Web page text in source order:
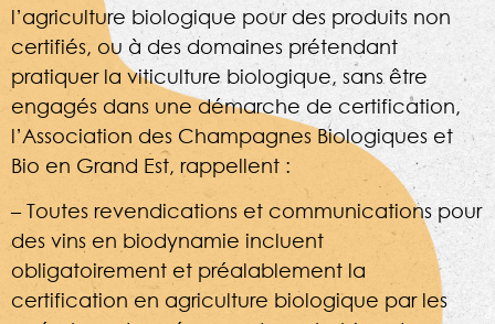
l’agriculture biologique pour des produits non
certifiés, ou à des domaines prétendant
pratiquer la viticulture biologique, sans être
engagés dans une démarche de certification,
l’Association des Champagnes Biologiques et
Bio en Grand Est, rappellent :
– Toutes revendications et communications pour
des vins en biodynamie incluent
obligatoirement et préalablement la
certification en agriculture biologique par les